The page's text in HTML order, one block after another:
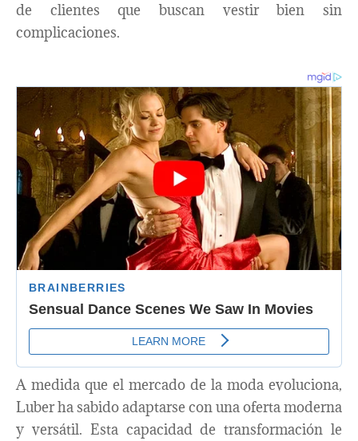
de clientes que buscan vestir bien sin
complicaciones.
A medida que el mercado de la moda evoluciona,
Luber ha sabido adaptarse con una oferta moderna
y versátil. Esta capacidad de transformación le